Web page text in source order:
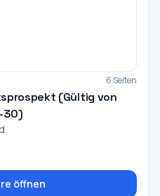
6 Seiten
(Gültig von
30)
öffnen